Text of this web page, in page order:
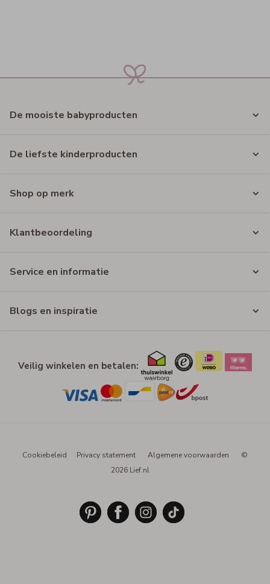
De mooiste babyproducten
De liefste kinderproducten
Shop op merk
Klantbeoordeling
Service en informatie
Blogs en inspiratie
Veilig winkelen en betalen:
Cookiebeleid Privacy statement Algemene voorwaarden
©
2026 Lief.nl